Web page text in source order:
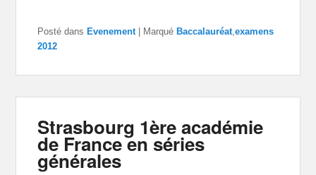
Posté dans Evenement Marqué Baccalauréat,examens
2012
Strasbourg 1ère académie
de France en séries
générales